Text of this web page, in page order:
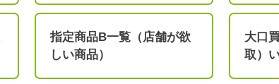
指定商品B一覧（店舗が欲
しい商品）
大口
取）